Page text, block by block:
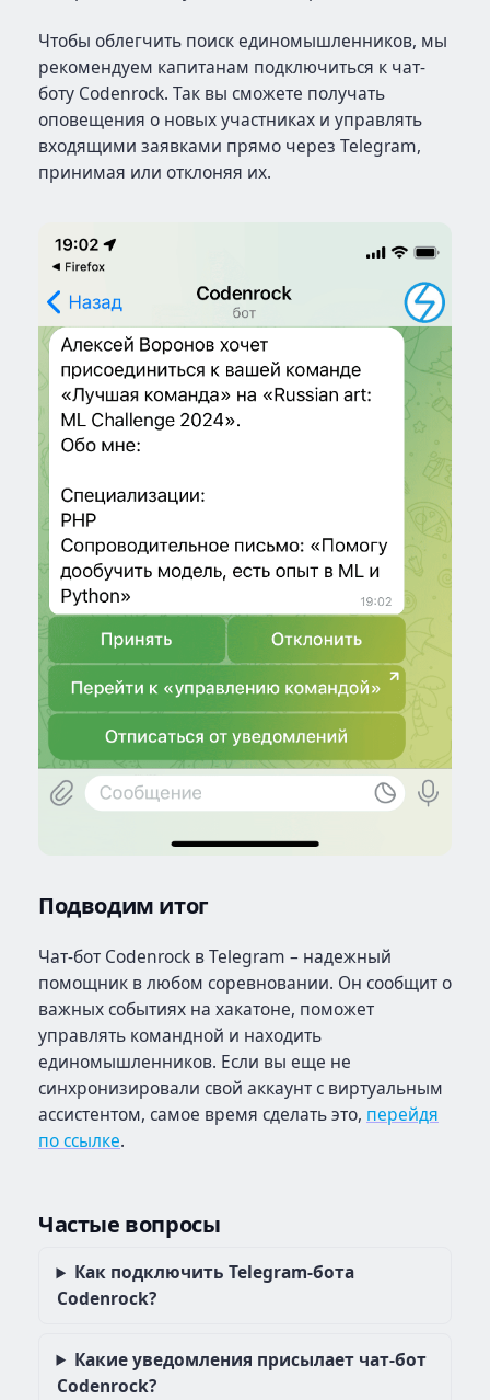
Чтобы облегчить поиск единомышленников, мы
рекомендуем капитанам подключиться к чат-
боту Codenrock. Так вы сможете получать
оповещения о новых участниках и управлять
входящими заявками прямо через Telegram,
принимая или отклоняя их.
Подводим итог
Чат-бот Codenrock в Telegram – надежный
помощник в любом соревновании. Он сообщит о
важных событиях на хакатоне, поможет
управлять командной и находить
единомышленников. Если вы еще не
синхронизировали свой аккаунт с виртуальным
ассистентом, самое время сделать это, перейдя
по ссылке.
Частые вопросы
Как подключить Telegram-бота
Codenrock?
Какие уведомления присылает чат-бот
Codenrock?